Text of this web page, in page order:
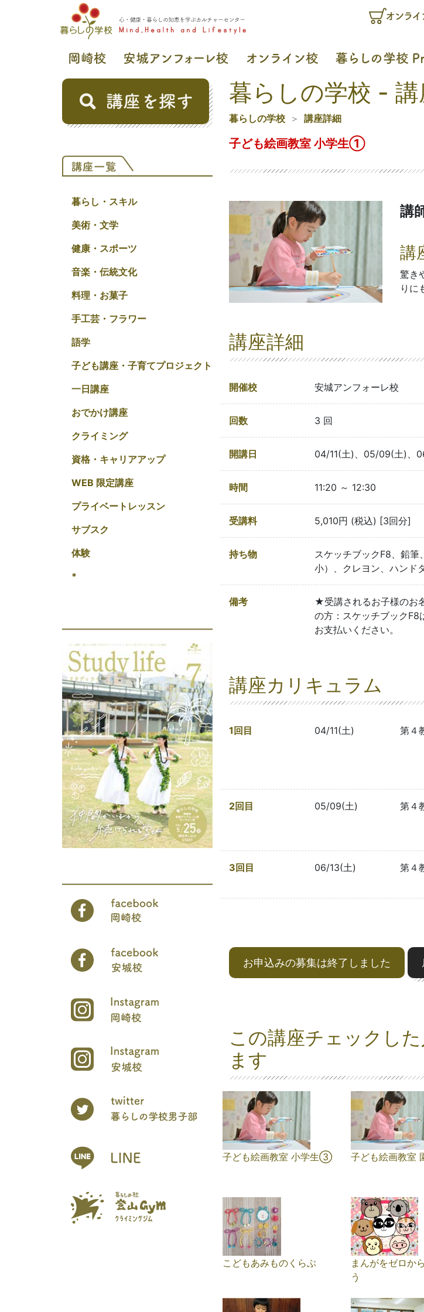
暮らし・スキル
美術・文学
健康・スポーツ
音楽・伝統文化
料理・お菓子
手工芸・フラワー
語学
子ども講座・子育てプロジェクト
一日講座
おでかけ講座
クライミング
資格・キャリアアップ
WEB 限定講座
プライベートレッスン
サブスク
体験
*
暮らしの学校 - 講
暮らしの学校 講座詳細
子ども絵画教室 小学生①
講
講
驚き
りに
講座詳細
開催校 安城アンフォーレ校
回数 3 回
開講日 04/11(土)、05/09(土)、
時間 11:20 ～ 12:30
受講料 5,010円 (税込) [3回分]
持ち物
スケッチブックF8、鉛筆
小）、クレヨン、ハンド
備考
★受講されるお子様のお
の方：スケッチブックF8
お支払いください。
講座カリキュラム
1回目 04/11(土) 第４
2回目 05/09(土) 第４
3回目 06/13(土) 第４
お申込みの募集は終了しました
この講座チェックし
ます
子ども絵画教室 小学生③
子ども絵画教室
こどもあみものくらぶ
まんがをゼロか
う